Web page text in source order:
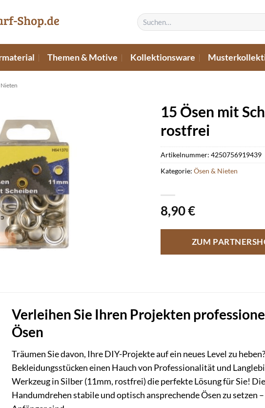
Suchen
nach:
Themen & Motive Kollektionsware
15 Ösen mit
rostfrei
8,90€
ZUM
Artikelnummer:4250756919439
Kategorie:Ösen & Nieten
Verleihen Sie Ihren Projekten
Ösen
Träumen Sie davon, Ihre DIY-Projekte auf ein neues Level zu
Bekleidungsstücken einen Hauch von Professionalität und
Werkzeug in Silber (11mm, rostfrei) die perfekte Lösung für Sie!
Handumdrehen stabile und optisch ansprechende Ösen zu setzen